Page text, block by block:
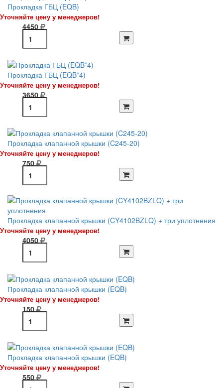
Прокладка ГБЦ (EQB)
Уточняйте цену у менеджеров!
4450
Прокладка ГБЦ (EQB*4)
Уточняйте цену у менеджеров!
3650
Прокладка клапанной крышки (C245-20)
Уточняйте цену у менеджеров!
750
Прокладка клапанной крышки (CY4102BZLQ) + три уплотнения
Уточняйте цену у менеджеров!
4050
Прокладка клапанной крышки (EQB)
Уточняйте цену у менеджеров!
150
Прокладка клапанной крышки (EQB)
Уточняйте цену у менеджеров!
550